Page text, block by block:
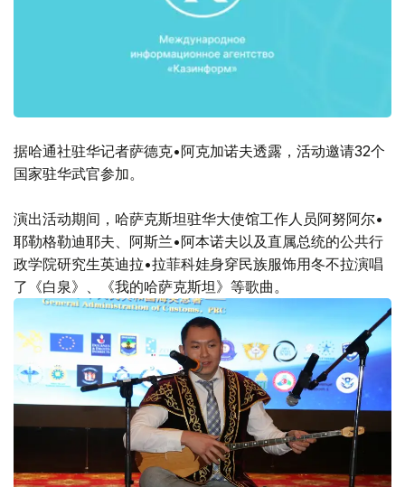
据哈通社驻华记者萨德克•阿克加诺夫透露，活动邀请32个
国家驻华武官参加。
演出活动期间，哈萨克斯坦驻华大使馆工作人员阿努阿尔•
耶勒格勒迪耶夫、阿斯兰•阿本诺夫以及直属总统的公共行
政学院研究生英迪拉•拉菲科娃身穿民族服饰用冬不拉演唱
了《白泉》、《我的哈萨克斯坦》等歌曲。